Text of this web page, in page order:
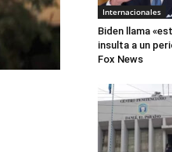
Internacionales
Biden llama
insulta a un
Fox News